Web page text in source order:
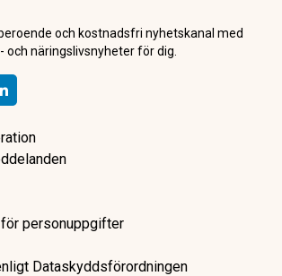
och kostnadsfri nyhetskanal med
och näringslivsnyheter för dig.
personuppgifter
Dataskyddsförordningen